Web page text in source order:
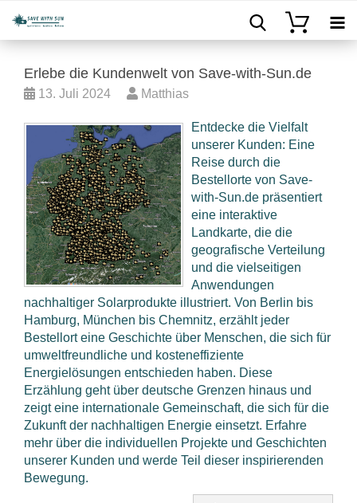
Erlebe die Kundenwelt von Save-with-Sun.de
13. Juli 2024 Matthias
Entdecke die Vielfalt
unserer Kunden: Eine
Reise durch die
Bestellorte von Save-
with-Sun.de präsentiert
eine interaktive
Landkarte, die die
geografische Verteilung
und die vielseitigen
Anwendungen
nachhaltiger Solarprodukte illustriert. Von Berlin bis
Hamburg, München bis Chemnitz, erzählt jeder
Bestellort eine Geschichte über Menschen, die sich für
umweltfreundliche und kosteneffiziente
Energielösungen entschieden haben. Diese
Erzählung geht über deutsche Grenzen hinaus und
zeigt eine internationale Gemeinschaft, die sich für die
Zukunft der nachhaltigen Energie einsetzt. Erfahre
mehr über die individuellen Projekte und Geschichten
unserer Kunden und werde Teil dieser inspirierenden
Bewegung.